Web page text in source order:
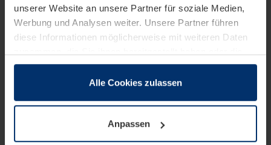
unserer Website an unsere Partner für soziale Medien,
Werbung und Analysen weiter. Unsere Partner führen
diese Informationen möglicherweise mit weiteren Daten
sie im Rahmen Ihrer Nutzung der Dienste gesammelt
wenn diese für den Betrieb dieser Seite unbedingt
notwendig sind. Für alle anderen Cookie-Typen benötigen
wir Ihre Erlaubnis. Ihre Einwilligung können Sie jederzeit
Alle Cookies zulassen
Anpassen